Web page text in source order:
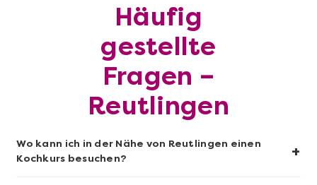
Geschenkbox 100€
Häufig
gestellte
Fragen –
Reutlingen
Wo kann ich in der Nähe von Reutlingen einen
Kochkurs besuchen?
+